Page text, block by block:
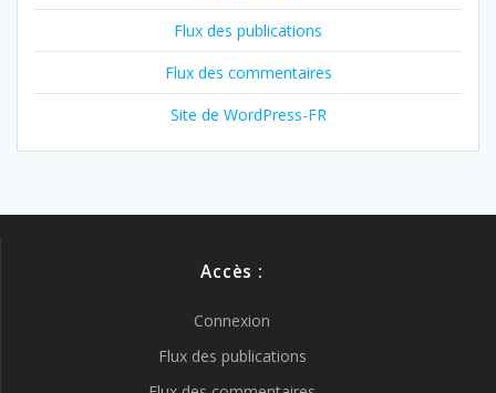
Flux des publications
Flux des commentaires
Site de WordPress-FR
Accès :
Connexion
Flux des publications